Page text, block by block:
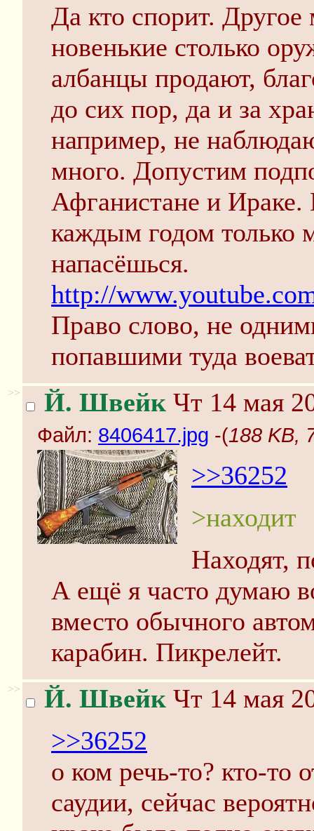
Да кто спорит. Другое
новенькие столько
албанцы продают,
до сих пор, да и за
например, не
много. Допустим
Афганистане и Ираке.
каждым годом только
напасёшься.
http://
Право слово, не
попавшими туда
>> Й. Швейк Чт 14 мая
Файл: 8406417.jpg -(188 KB,
>>36252
>находит
Находят,
А ещё я часто думаю
вместо обычного
карабин. Пикрелейт.
>> Й. Швейк Чт 14 мая
>>36252
о ком речь-то? кто-то
саудии, сейчас